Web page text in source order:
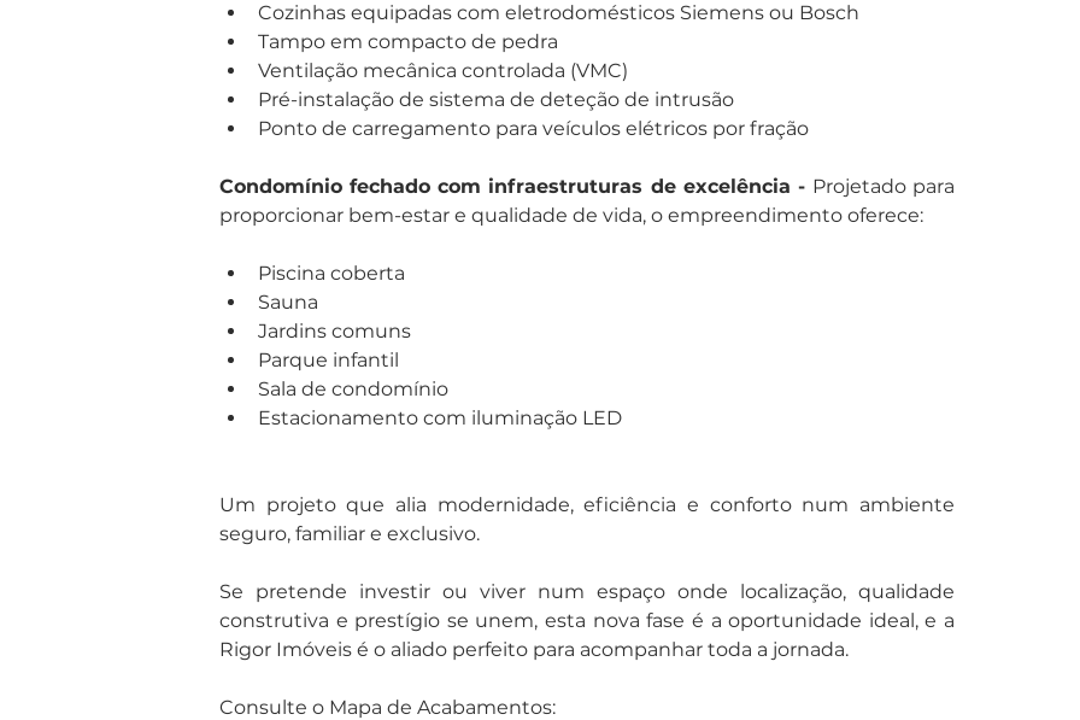
Cozinhas equipadas com eletrodomésticos Siemens ou Bosch
Tampo em compacto de pedra
Ventilação mecânica controlada (VMC)
Pré-instalação de sistema de deteção de intrusão
Ponto de carregamento para veículos elétricos por fração
Condomínio fechado com infraestruturas de excelência - Projetado para
proporcionar bem-estar e qualidade de vida, o empreendimento oferece:
Piscina coberta
Sauna
Jardins comuns
Parque infantil
Sala de condomínio
Estacionamento com iluminação LED
Um projeto que alia modernidade, eficiência e conforto num ambiente
seguro, familiar e exclusivo.
Se pretende investir ou viver num espaço onde localização, qualidade
construtiva e prestígio se unem, esta nova fase é a oportunidade ideal, e a
Rigor Imóveis é o aliado perfeito para acompanhar toda a jornada.
Consulte o Mapa de Acabamentos: